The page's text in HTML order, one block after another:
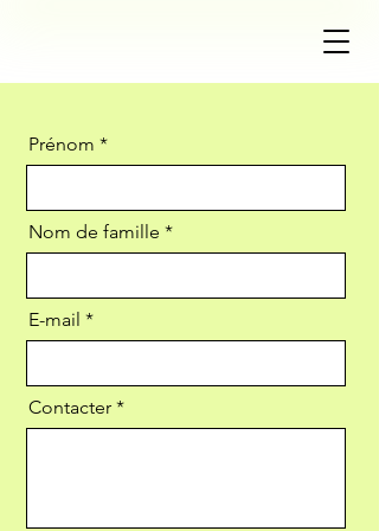
Prénom
Nom de famille
E-mail
Contacter